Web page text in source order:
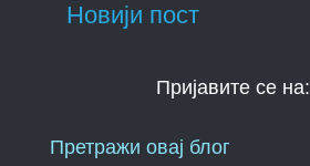
Новији пост
Пријавите се на:
Претражи овај блог